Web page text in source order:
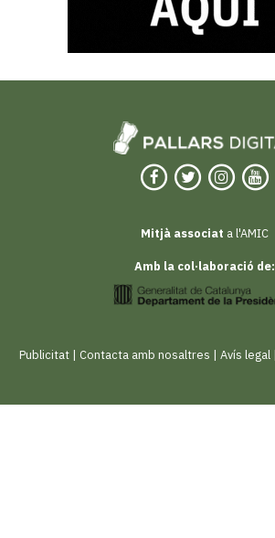
Mitjà associat a l'AMIC
Amb la col·laboració de:
Publicitat| Contacta amb nosaltres Avís legal|